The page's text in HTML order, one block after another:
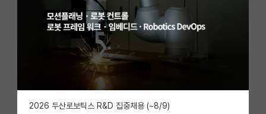
전체글보기
베스트 게시판
IF 명예의전당
자유 게시판(아무개랩)
2026 두산로보틱스 R&D 집중채용 (~8/9)